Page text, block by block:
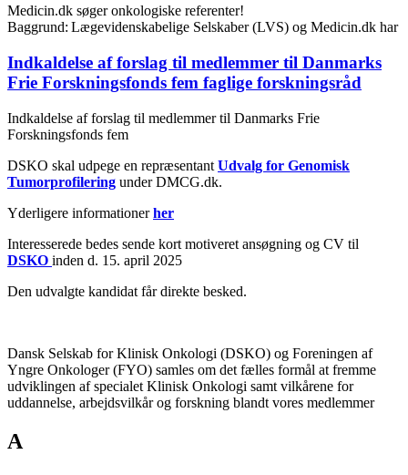
Medicin.dk søger onkologiske referenter!
Baggrund: Lægevidenskabelige Selskaber (LVS) og Medicin.dk har
Indkaldelse af forslag til medlemmer til Danmarks
Frie Forskningsfonds fem faglige forskningsråd
Indkaldelse af forslag til medlemmer til Danmarks Frie
Forskningsfonds fem
DSKO skal udpege en repræsentant Udvalg for Genomisk
Tumorprofilering under DMCG.dk.
Yderligere informationerher
Interesserede bedes sende kort motiveret ansøgning og CV til
DSKO inden d. 15. april 2025
Den udvalgte kandidat får direkte besked.
Dansk Selskab for Klinisk Onkologi (DSKO) og Foreningen af
Yngre Onkologer (FYO) samles om det fælles formål at fremme
udviklingen af specialet Klinisk Onkologi samt vilkårene for
uddannelse, arbejdsvilkår og forskning blandt vores medlemmer
A